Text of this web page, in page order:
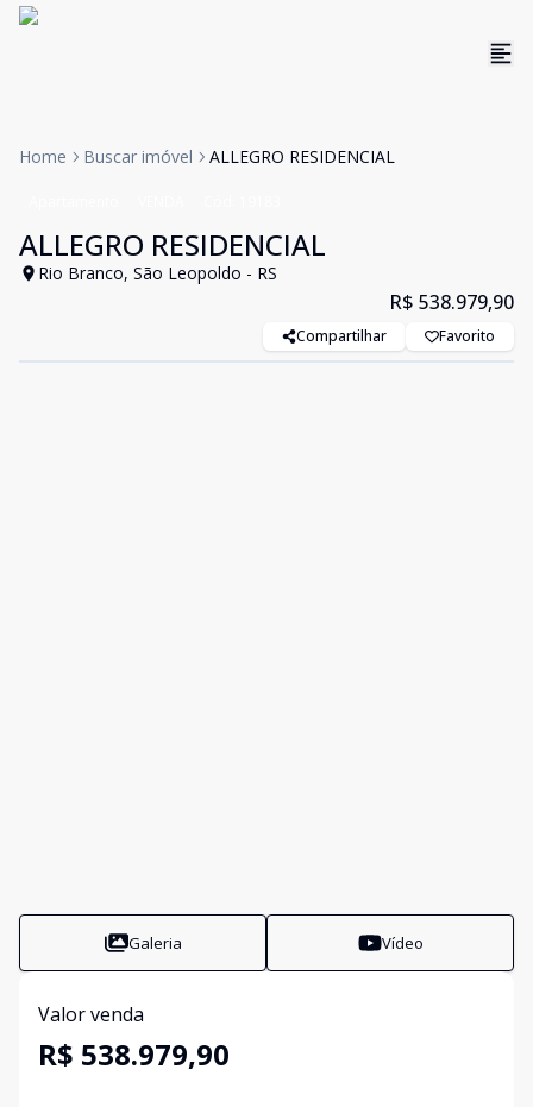
Home Buscar imóvel ALLEGRO RESIDENCIAL
ALLEGRO RESIDENCIAL
Rio Branco, São Leopoldo - RS
R$ 538.979,90
Compartilhar Favorito
Galeria Vídeo
Valor venda
R$ 538.979,90